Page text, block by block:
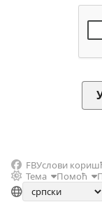
FBУслови
Тема
Помоћ